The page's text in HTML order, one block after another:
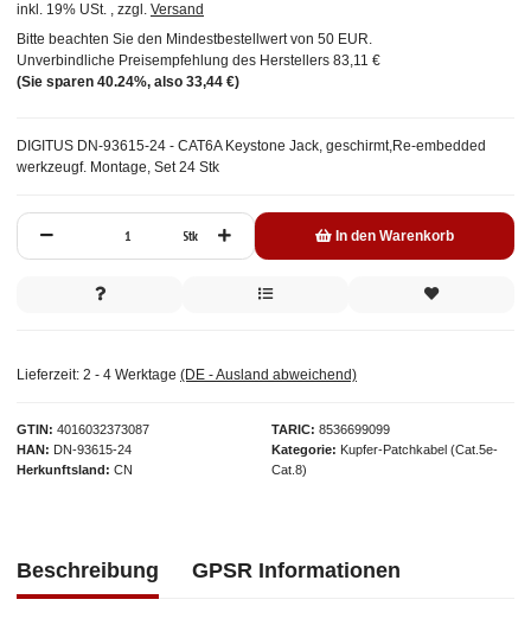
GTIN 4016032373087
HAN
DN-93615-24
Herkunftsland
CN
TARIC
8536699099
Kategorie
Kupfer-Patchkabel (Cat.5e-
Cat.8)
DIGITUS DN-93615-24 - CAT6A Keystone Jack, geschirmt,Re-embedded
werkzeugf. Montage, Set 24 Stk
inkl. 19% USt. , zzgl. Versand
Bitte beachten Sie den Mindestbestellwert von 50 EUR.
Unverbindliche Preisempfehlung des Herstellers 83,11 €
(Sie sparen 40.24%, also 33,44 €)
Stk In den Warenkorb
Lieferzeit: 2 - 4 Werktage (DE - Ausland abweichend)
Beschreibung GPSR Informationen